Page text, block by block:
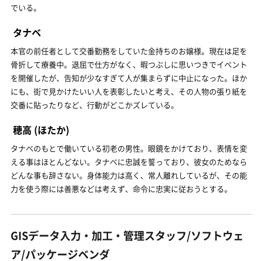
でいる。
タナベ
本官の前任者として交番勤務をしていた金持ちのお嬢様。現在は足を
骨折して療養中。退屈で仕方がなく、暇つぶしに思いつきでイベント
を開催したが、告知が少なすぎて人が集まらずに中止になった。ほか
にも、街で見かけたいい人を表彰したいと考え、その人物の張り紙を
交番に貼ったりなど、行動がどこかズレている。
穂高 (ほたか)
タナベのもとで働いている初老の男性。眼鏡をかけており、表情を変
える事はほとんどない。タナベに忠誠を誓っており、彼女のためなら
どんな事も辞さない。身体能力は高く、常人離れしているが、その能
力を使う際には善悪などは考えず、命令に忠実に従おうとする。
GISデータ入力・加工・管理スタッフ/ソフトウェ
ア/パッケージベンダ